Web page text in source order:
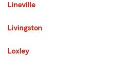
Lineville
Livingston
Loxley